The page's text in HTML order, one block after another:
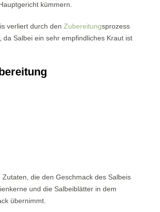
kümmern.
verliert durch den Zubereitungsprozess
Salbei ein sehr empfindliches Kraut ist
die den Geschmack des Salbeis
und die Salbeiblätter in dem
übernimmt.